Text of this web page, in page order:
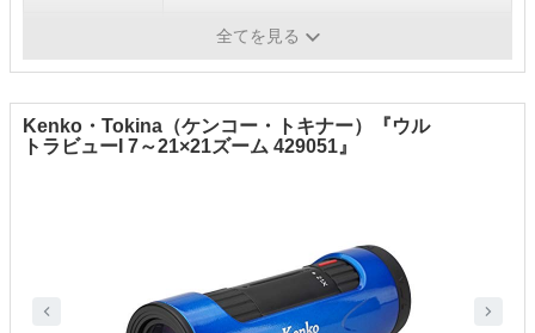
全てを見る
Kenko・Tokina（ケンコー・トキナー）『ウル
トラビューI 7～21×21ズーム 429051』